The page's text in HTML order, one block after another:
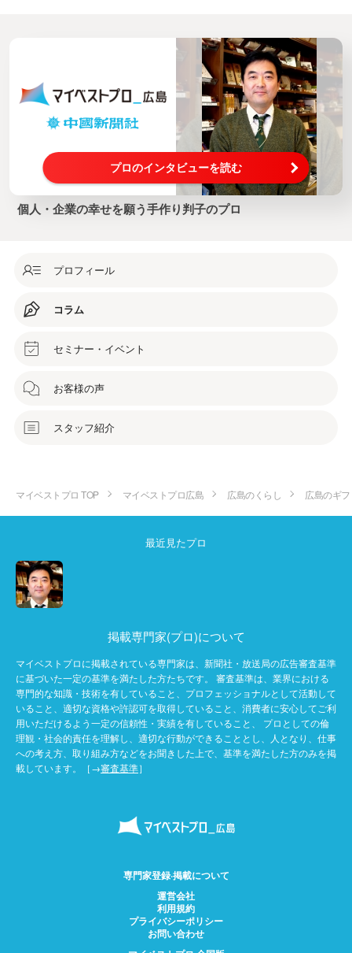
プロのインタビューを読む
個人・企業の幸せを願う手作り判子のプロ
プロフィール
コラム
セミナー・イベント
お客様の声
スタッフ紹介
マイベストプロ TOP マイベストプロ広島 広島のくらし 広島のギ
最近見たプロ
掲載専門家(プロ)について
マイベストプロに掲載されている専門家は、新聞社・放送局の広告審査基準
に基づいた一定の基準を満たした方たちです。 審査基準は、業界における
専門的な知識・技術を有していること、プロフェッショナルとして活動して
いること、適切な資格や許認可を取得していること、消費者に安心してご利
用いただけるよう一定の信頼性・実績を有していること、 プロとしての倫
理観・社会的責任を理解し、適切な行動ができることとし、人となり、仕事
への考え方、取り組み方などをお聞きした上で、基準を満たした方のみを掲
載しています。［→審査基準］
専門家登録·掲載について
運営会社
利用規約
プライバシーポリシー
お問い合わせ